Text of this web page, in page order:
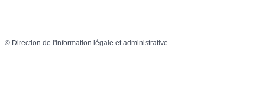
© Direction de l'information légale et administrative